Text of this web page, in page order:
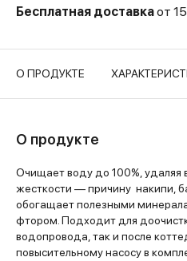
Бесплатная доставкаот
О ПРОДУКТЕ
О продукте
Очищает воду до 100%, удаляя
жесткости — причину накипи,
обогащает полезными
фтором. Подходит для
водопровода, так и после
повысительному насосу в